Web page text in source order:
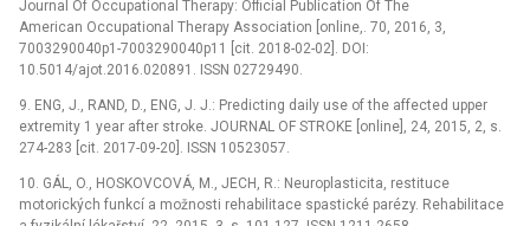
Journal Of Occupational Therapy: Official Publication Of The
American Occupational Therapy Association [online,. 70, 2016, 3,
7003290040p1-7003290040p11 [cit. 2018-02-02]. DOI:
10.5014/ajot.2016.020891. ISSN 02729490.
9. ENG, J., RAND, D., ENG, J. J.: Predicting daily use of the affected upper
extremity 1 year after stroke. JOURNAL OF STROKE [online], 24, 2015, 2, s.
274-283 [cit. 2017-09-20]. ISSN 10523057.
10. GÁL, O., HOSKOVCOVÁ, M., JECH, R.: Neuroplasticita, restituce
motorických funkcí a možnosti rehabilitace spastické parézy. Rehabilitace